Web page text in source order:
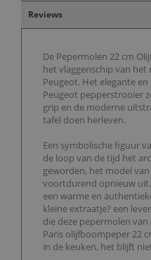
Reviews
De Pepermolen 22 cm
het vlaggenschip van
Peugeot. Het elegante
Peugeot pepperstrooier
grip en de moderne
tafel doen herleven.
Een symbolische figuur
de loop van de tijd het
geworden, het model
voortdurend opnieuw
een warme en
kleine extraatje? een
die deze pepermolen
Paris olijfboompeper 22
in de keuken, het blijft